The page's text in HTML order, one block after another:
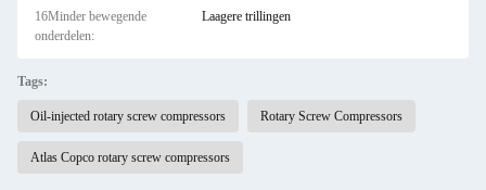
16Minder bewegende
onderdelen:
Laagere trillingen
Tags:
Oil-injected rotary screw compressors Rotary Screw Compressors
Atlas Copco rotary screw compressors